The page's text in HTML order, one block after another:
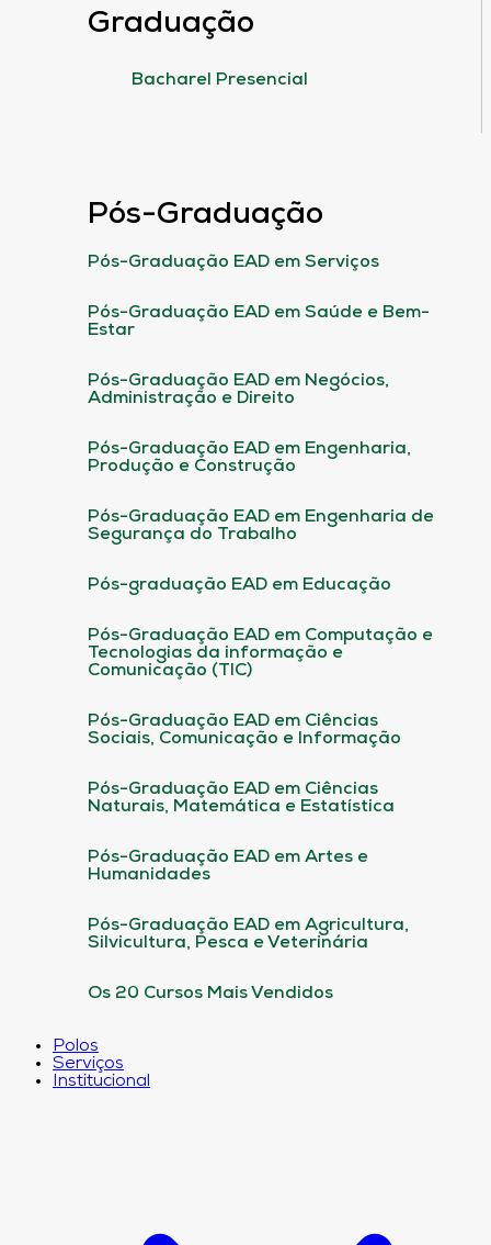
Graduação
Bacharel Presencial
Pós-Graduação
Pós-Graduação EAD em Serviços
Pós-Graduação EAD em Saúde e Bem-
Estar
Pós-Graduação EAD em Negócios,
Administração e Direito
Pós-Graduação EAD em Engenharia,
Produção e Construção
Pós-Graduação EAD em Engenharia de
Segurança do Trabalho
Pós-graduação EAD em Educação
Pós-Graduação EAD em Computação e
Tecnologias da informação e
Comunicação (TIC)
Pós-Graduação EAD em Ciências
Sociais, Comunicação e Informação
Pós-Graduação EAD em Ciências
Naturais, Matemática e Estatística
Pós-Graduação EAD em Artes e
Humanidades
Pós-Graduação EAD em Agricultura,
Silvicultura, Pesca e Veterinária
Os 20 Cursos Mais Vendidos
Polos
Serviços
Institucional